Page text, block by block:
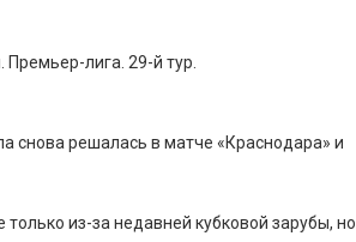
лига. 29-й тур.
снова решалась в матче «Краснодара» и
из-за недавней кубковой зарубы, но